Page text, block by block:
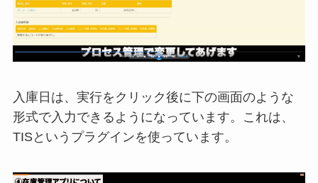
入庫日は、実行をクリック後に下の画面のような
形式で入力できるようになっています。これは、
TISというプラグインを使っています。